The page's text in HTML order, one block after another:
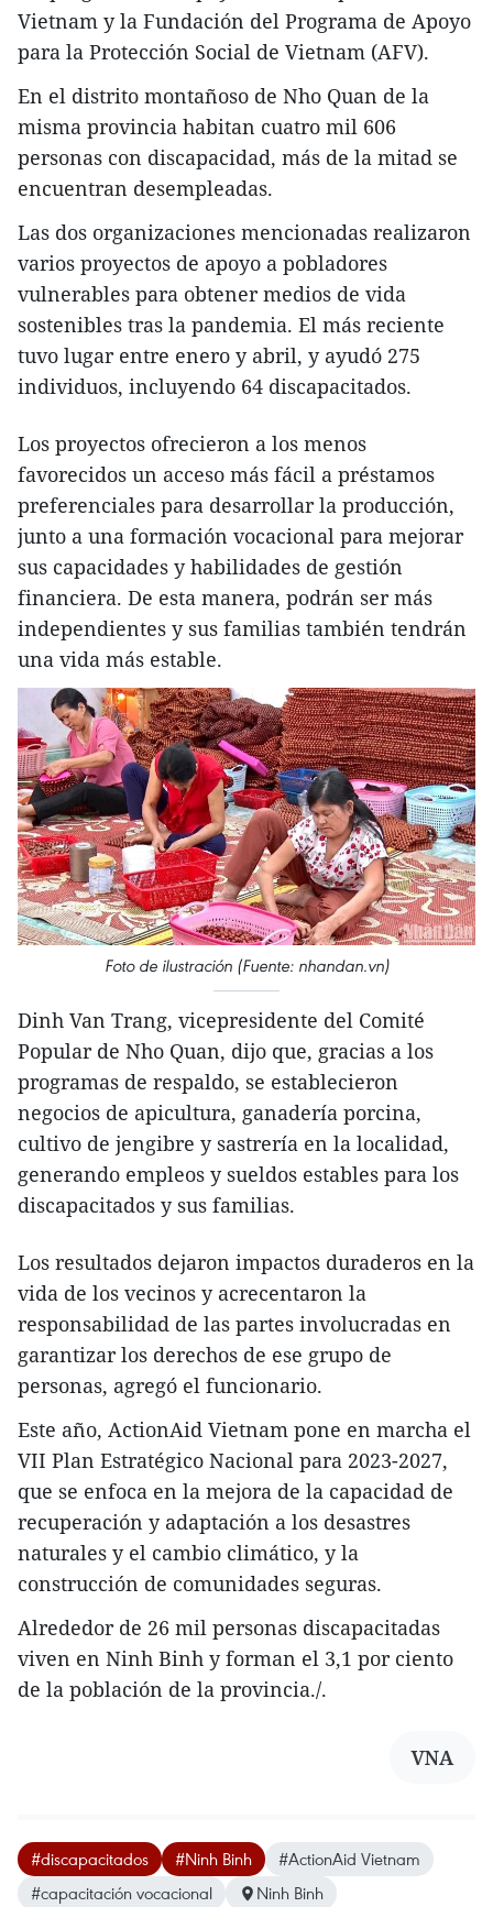
Vietnam y la Fundación del Programa de Apoyo
para la Protección Social de Vietnam (AFV).
En el distrito montañoso de Nho Quan de la
misma provincia habitan cuatro mil 606
personas con discapacidad, más de la mitad se
encuentran desempleadas.
Las dos organizaciones mencionadas realizaron
varios proyectos de apoyo a pobladores
vulnerables para obtener medios de vida
sostenibles tras la pandemia. El más reciente
tuvo lugar entre enero y abril, y ayudó 275
individuos, incluyendo 64 discapacitados.
Los proyectos ofrecieron a los menos
favorecidos un acceso más fácil a préstamos
preferenciales para desarrollar la producción,
junto a una formación vocacional para mejorar
sus capacidades y habilidades de gestión
financiera. De esta manera, podrán ser más
independientes y sus familias también tendrán
una vida más estable.
Foto de ilustración (Fuente: nhandan.vn)
Dinh Van Trang, vicepresidente del Comité
Popular de Nho Quan, dijo que, gracias a los
programas de respaldo, se establecieron
negocios de apicultura, ganadería porcina,
cultivo de jengibre y sastrería en la localidad,
generando empleos y sueldos estables para los
discapacitados y sus familias.
Los resultados dejaron impactos duraderos en la
vida de los vecinos y acrecentaron la
responsabilidad de las partes involucradas en
garantizar los derechos de ese grupo de
personas, agregó el funcionario.
Este año, ActionAid Vietnam pone en marcha el
VII Plan Estratégico Nacional para 2023-2027,
que se enfoca en la mejora de la capacidad de
recuperación y adaptación a los desastres
naturales y el cambio climático, y la
construcción de comunidades seguras.
Alrededor de 26 mil personas discapacitadas
viven en Ninh Binh y forman el 3,1 por ciento
de la población de la provincia./.
VNA
#discapacitados #Ninh Binh
#ActionAid Vietnam
#capacitación vocacional
Ninh Binh